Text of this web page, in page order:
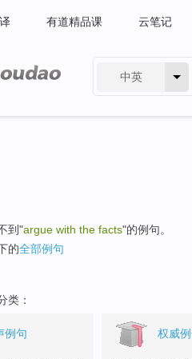
有道精品课 云笔记
中英
到"argue with the facts"的例句。
的全部例句
类：
例句 权威